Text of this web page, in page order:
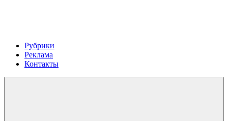
Рубрики
Реклама
Контакты